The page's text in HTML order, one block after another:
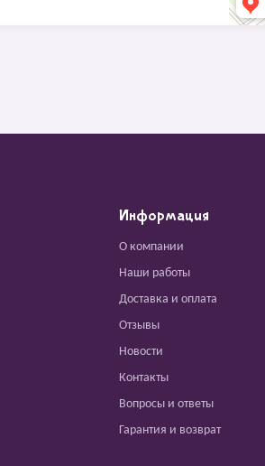
Информация
О компании
Наши работы
Доставка и оплата
Отзывы
Новости
Контакты
Вопросы и ответы
Гарантия и возврат